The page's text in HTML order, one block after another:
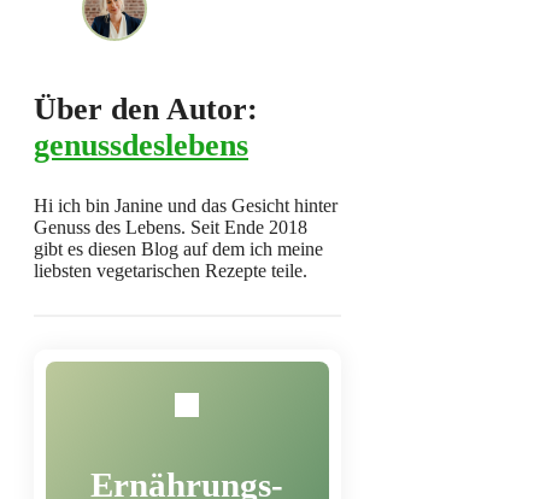
Über den Autor:
genussdeslebens
Hi ich bin Janine und das Gesicht hinter
Genuss des Lebens. Seit Ende 2018
gibt es diesen Blog auf dem ich meine
liebsten vegetarischen Rezepte teile.
Ernährungs-